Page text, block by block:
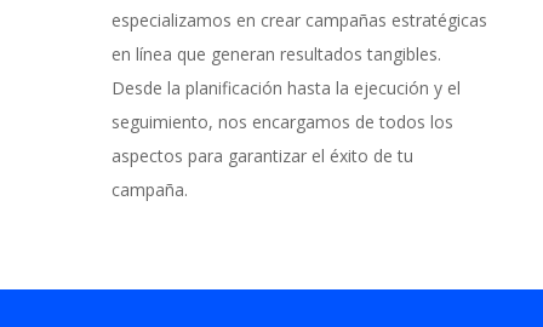
especializamos en crear campañas estratégicas
en línea que generan resultados tangibles.
Desde la planificación hasta la ejecución y el
seguimiento, nos encargamos de todos los
aspectos para garantizar el éxito de tu
campaña.